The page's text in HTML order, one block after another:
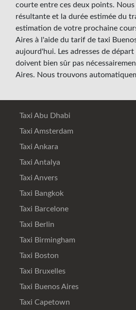
courte entre ces deux points.
résultante et la durée estimée du
estimation de votre prochaine
Aires à l'aide du tarif de taxi
aujourd'hui. Les adresses de
doivent bien sûr pas
Aires. Nous trouvons
Taxi Abu Dhabi
Taxi Amsterdam
Taxi Ankara
Taxi Antalya
Taxi Anvers
Taxi Bangkok
Taxi Barcelone
Taxi Berlin
Taxi Birmingham
Taxi Boston
Taxi Bruxelles
Taxi Buenos Aires
Taxi Capetown